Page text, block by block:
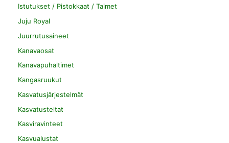
Istutukset / Pistokkaat / Taimet
Juju Royal
Juurrutusaineet
Kanavaosat
Kanavapuhaltimet
Kangasruukut
Kasvatusjärjestelmät
Kasvatusteltat
Kasviravinteet
Kasvualustat